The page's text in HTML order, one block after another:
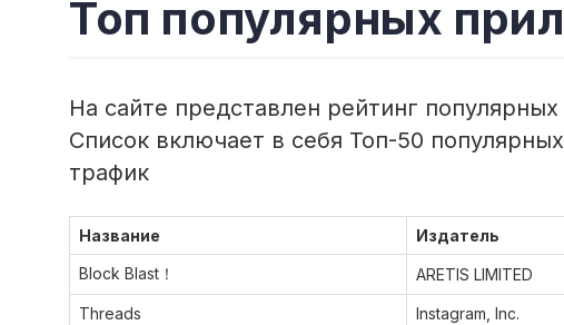
Топ популярных
На сайте представлен рейтинг
Список включает в себя Топ-50
трафик
Название Издатель
Block Blast！
ARETIS LIMITED
Threads Instagram, Inc.